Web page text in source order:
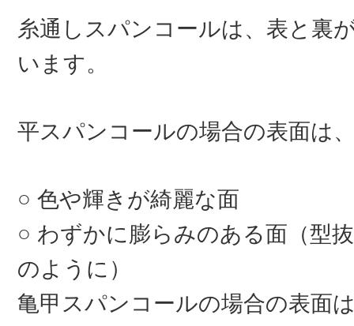
糸通しスパンコールは、表と裏
います。
平スパンコールの場合の表面は
色や輝きが綺麗な面
わずかに膨らみのある面（型
のように）
亀甲スパンコールの場合の表面